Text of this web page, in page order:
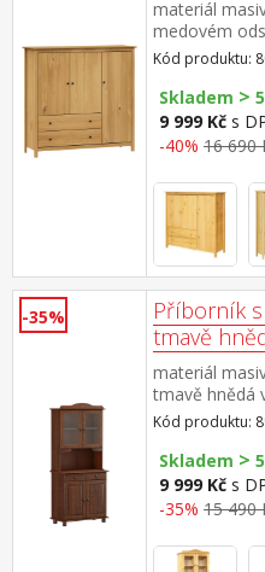
materiál
medovém
provedení
s kovovými
Kód produktu:
Skladem >
9 999 Kč s
-40% 16 690
-35%
Příborník
tmavě
materiál
tmavě hnědá
kovovými
prosklené
Kód produktu:
Skladem >
9 999 Kč s
-35% 15 490